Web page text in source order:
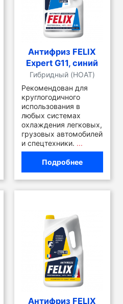
Антифриз FELIX
Expert G11, синий
Гибридный (HOAT)
Рекомендован для
круглогодичного
использования в
любых системах
охлаждения легковых,
грузовых автомобилей
и спецтехники. ...
Подробнее
Антифриз FELIX